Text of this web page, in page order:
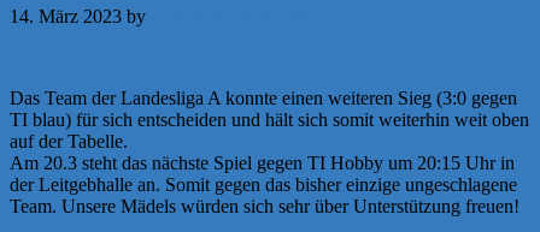
14. März 2023 by
Das Team der Landesliga A konnte einen weiteren Sieg (3:0 gegen
TI blau) für sich entscheiden und hält sich somit weiterhin weit oben
auf der Tabelle.
Am 20.3 steht das nächste Spiel gegen TI Hobby um 20:15 Uhr in
der Leitgebhalle an. Somit gegen das bisher einzige ungeschlagene
Team. Unsere Mädels würden sich sehr über Unterstützung freuen!